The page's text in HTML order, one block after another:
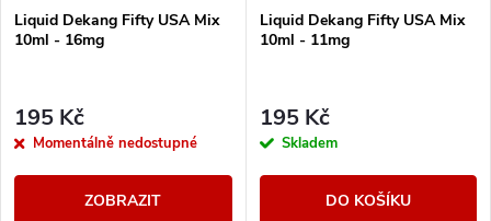
Liquid Dekang Fifty USA Mix
10ml - 16mg
195 Kč
Momentálně nedostupné
ZOBRAZIT
Liquid Dekang Fifty USA Mix
10ml - 11mg
195 Kč
Skladem
DO KOŠÍKU